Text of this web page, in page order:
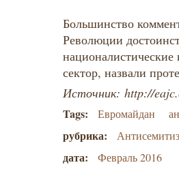
Большинство
Революции
сектор, назвали
Источник: http://
Tags: Евромайдан
рубрика:
дата: Февраль 2016